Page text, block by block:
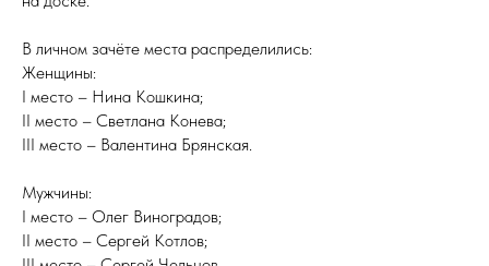
В личном зачёте места распределились:
Женщины:
I место – Нина Кошкина;
II место – Светлана Конева;
III место – Валентина Брянская.
Мужчины:
I место – Олег Виноградов;
II место – Сергей Котлов;